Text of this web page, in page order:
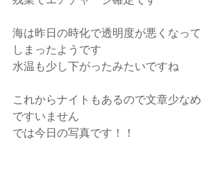
海は昨日の時化で透明度が悪くなって
しまったようです
水温も少し下がったみたいですね
これからナイトもあるので文章少なめ
ですいません
では今日の写真です！！